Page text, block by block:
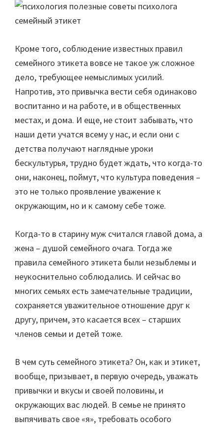
Кроме того, соблюдение известных правил
семейного этикета вовсе не такое уж сложное
дело, требующее немыслимых усилий.
Напротив, это привычка вести себя одинаково
воспитанно и на работе, и в общественных
местах, и дома. И еще, не стоит забывать, что
наши дети учатся всему у нас, и если они с
детства получают наглядные уроки
бескультурья, трудно будет ждать, что когда-то
они, наконец, поймут, что культура поведения –
это не только проявление уважение к
окружающим, но и к самому себе тоже.
Когда-то в старину муж считался главой дома, а
жена – душой семейного очага. Тогда же
правила семейного этикета были незыблемы и
неукоснительно соблюдались. И сейчас во
многих семьях есть замечательные традиции,
сохраняется уважительное отношение друг к
другу, причем, это касается всех – старших
членов семьи и детей тоже.
В чем суть семейного этикета? Он, как и этикет,
вообще, призывает, в первую очередь, уважать
привычки и вкусы и своей половины, и
окружающих вас людей. В семье не принято
выпячивать свое «я», требовать особого